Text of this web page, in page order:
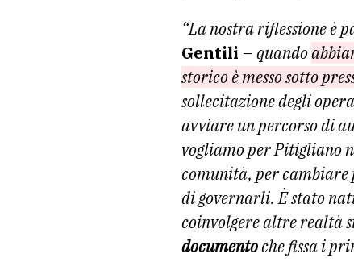
“La nostra riflessione è
Gentili – quando
storico è messo sotto
sollecitazione degli
avviare un percorso di
vogliamo per Pitigliano
comunità, percambiare
di governarli. È stato
coinvolgere altre realtà
documentoche fissa i